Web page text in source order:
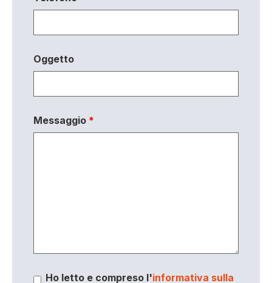
Oggetto
Messaggio *
Ho letto e compreso l'informativa sulla